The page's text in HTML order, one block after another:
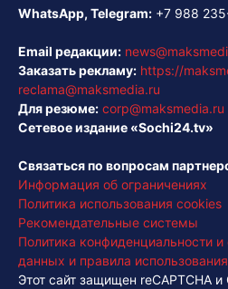
WhatsApp, Telegram: +7 988
Email редакции:
Заказать рекламу: https://
reclama@maksmedia.ru
Для резюме: corp@maksmedia.ru
Сетевое издание «Sochi24.tv»
Связаться по вопросам
Информация об ограничениях
Политика использования cookies
Рекомендательные системы
Политика конфиденциальности
данных и правила
Этот сайт защищен reCAPTCHA